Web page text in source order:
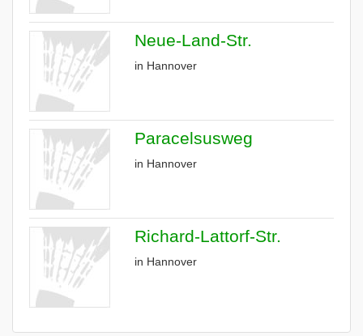
Neue-Land-Str.
in Hannover
Paracelsusweg
in Hannover
Richard-Lattorf-Str.
in Hannover